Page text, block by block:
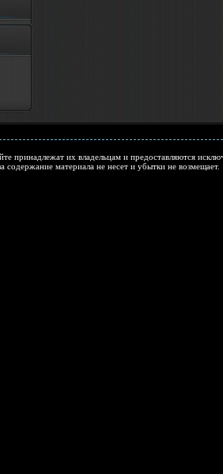
принадлежат их владельцам и предоставляются
содержание материала не несет и убытки не возмещает.